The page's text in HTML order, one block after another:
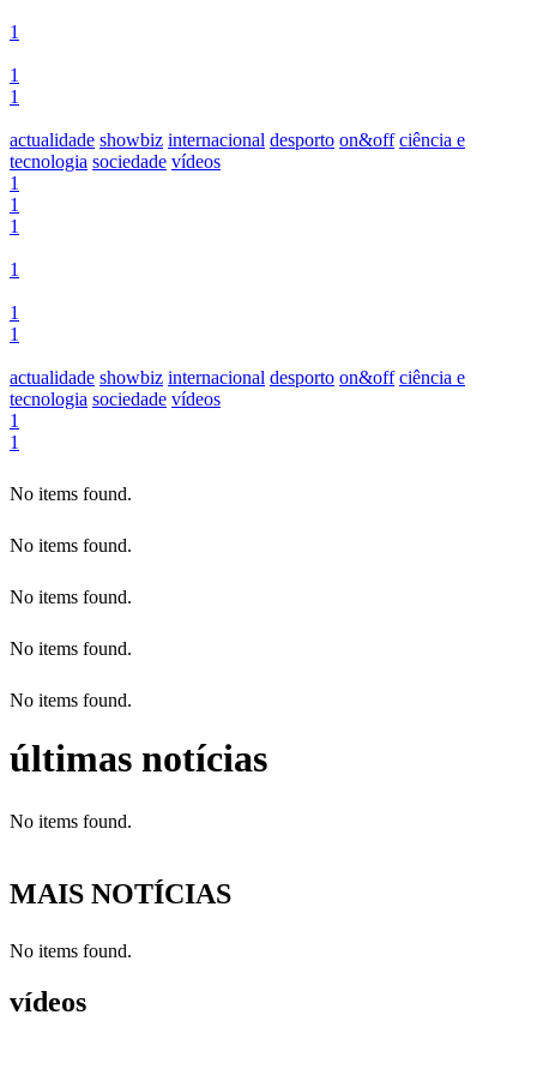
1
1
1
actualidade showbiz internacional desporto on&off ciência e
tecnologia sociedade vídeos
1
1
1
1
1
1
actualidade showbiz internacional desporto on&off ciência e
tecnologia sociedade vídeos
1
1
No items found.
No items found.
No items found.
No items found.
No items found.
últimas notícias
No items found.
MAIS NOTÍCIAS
No items found.
vídeos